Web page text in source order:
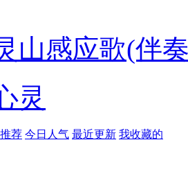
山感应歌(伴
灵
荐 今日人气 最近更新 我收藏的